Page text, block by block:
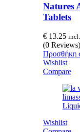
Natures
Tablets
€ 13.25
(0 Reviews)
Προσθήκη
Wishlist
Compare
Wishlist